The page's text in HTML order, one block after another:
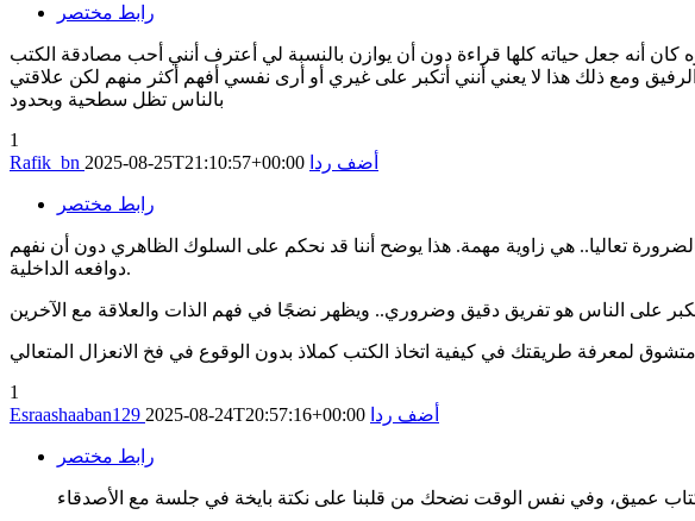
رابط مختصر
أنه جعل حياته كلها قراءة دون أن يوازن بالنسبة لي أعترف أنني أحب مصادقة الكتب
ومع ذلك هذا لا يعني أنني أتكبر على غيري أو أرى نفسي أفهم أكثر منهم لكن علاقتي
بالناس تظل سطحية وبحدود
1
Rafik_bn 2025-08-25T21:10:57+00:00 أضف ردا
رابط مختصر
تعاليا.. هي زاوية مهمة. هذا يوضح أننا قد نحكم على السلوك الظاهري دون أن نفهم
دوافعه الداخلية.
متشوق لمعرفة طريقتك في كيفية اتخاذ الكتب كملاذ بدون الوقوع في فخ الانعزال المتعالي
1
Esraashaaban129 2025-08-24T20:57:16+00:00 أضف ردا
رابط مختصر